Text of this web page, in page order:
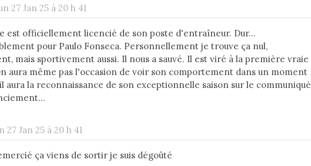
27 Jan 25 à 20 h 41
est officiellement licencié de son poste d'entraîneur. Dur...
pour Paulo Fonseca. Personnellement je trouve ça nul,
mais sportivement aussi. Il nous a sauvé. Il est viré à la première vraie
aura même pas l'occasion de voir son comportement dans un moment
aura la reconnaissance de son exceptionnelle saison sur le communiqué
27 Jan 25 à 20 h 41
ça viens de sortir je suis dégoûté